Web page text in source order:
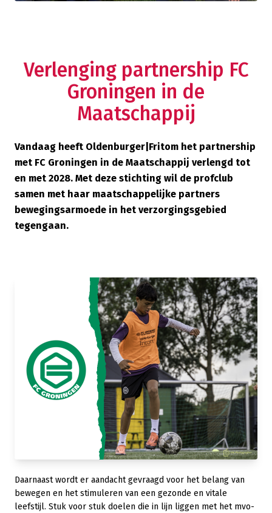
Verlenging partnership FC
Groningen in de
Maatschappij
Vandaag heeft Oldenburger|Fritom het partnership
met FC Groningen in de Maatschappij verlengd tot
en met 2028. Met deze stichting wil de profclub
samen met haar maatschappelijke partners
bewegingsarmoede in het verzorgingsgebied
tegengaan.
Daarnaast wordt er aandacht gevraagd voor het belang van
bewegen en het stimuleren van een gezonde en vitale
leefstijl. Stuk voor stuk doelen die in lijn liggen met het mvo-